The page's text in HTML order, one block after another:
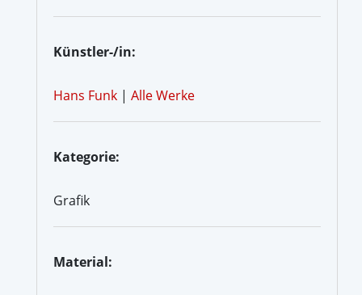
Künstler-/in:
Hans Funk | Alle Werke
Kategorie:
Grafik
Material: